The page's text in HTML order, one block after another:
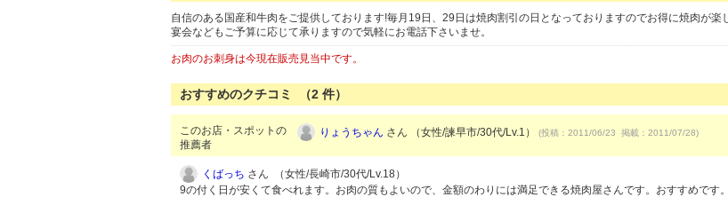
自信のある国産和牛肉をご提供しております!毎月19日、29日は焼肉割引の日となっておりますのでお得に焼肉が楽
宴会などもご予算に応じて承りますので気軽にお電話下さいませ。
お肉のお刺身は今現在販売見当中です。
おすすめのクチコミ （2 件）
このお店・スポットの
推薦者
りょうちゃん さん （女性/諫早市/30代/Lv.1） (投稿：2011/06/23 掲載：2011/07/28)
くばっち さん （女性/長崎市/30代/Lv.18）
9の付く日が安くて食べれます。お肉の質もよいので、金額のわりには満足できる焼肉屋さんです。おすすめです